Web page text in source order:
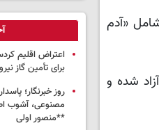
«آدم
که فعلاً با وثیقه آزاد شده و
اعتراض اقلیم
برای تأمین گاز
روز خبرنگار؛
مصنوعی، آشوب
**منصور اولی